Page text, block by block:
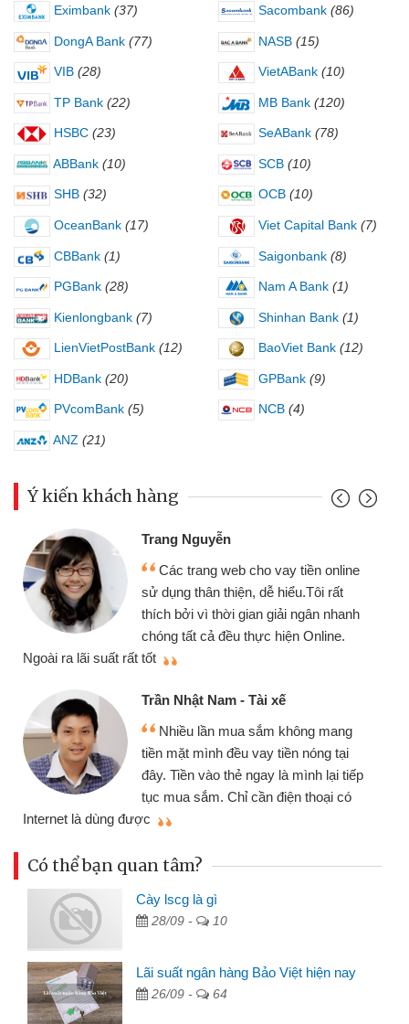
Eximbank (37) Sacombank (86)
DongA Bank (77) NASB (15)
VIB (28) VietABank (10)
TP Bank (22) MB Bank (120)
HSBC (23) SeABank (78)
ABBank (10) SCB (10)
SHB (32) OCB (10)
OceanBank (17) Viet Capital Bank (7)
CBBank (1) Saigonbank (8)
PGBank (28) Nam A Bank (1)
Kienlongbank (7) Shinhan Bank (1)
LienVietPostBank (12) BaoViet Bank (12)
HDBank (20) GPBank (9)
PVcomBank (5) NCB (4)
ANZ (21)
Ý kiến khách hàng
Trang Nguyễn
Các trang web cho vay tiền online
sử dụng thân thiện, dễ hiểu.Tôi rất
thích bởi vì thời gian giải ngân nhanh
chóng tất cả đều thực hiện Online.
Ngoài ra lãi suất rất tốt
Trần Nhật Nam - Tài xế
Nhiều lần mua sắm không mang
tiền mặt mình đều vay tiền nóng tại
đây. Tiền vào thẻ ngay là mình lại tiếp
tục mua sắm. Chỉ cần điện thoại có
Internet là dùng được
Có thể bạn quan tâm?
Cày lscg là gì
28/09 - 10
Lãi suất ngân hàng Bảo Việt hiện nay
26/09 - 64